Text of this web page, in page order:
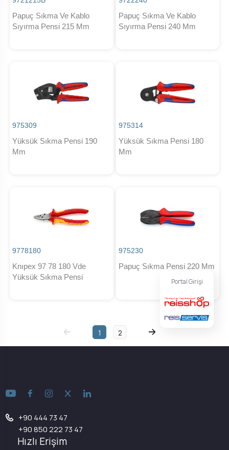
Papuç Sıkma Ve Kablo
Sıyırma Pensi 215 Mm
Papuç Sıkma Ve Kablo
Sıyırma Pensi 240 Mm
975309
Yüksük Sıkma Pensi 190
Mm
975314
Yüksük Sıkma Pensi 180
Mm
9778180
Knıpex 97 78 180 Vde
Yüksük Sıkma Pensi
975230
Papuç Sıkma Pensi 220 Mm
1 2
Portal Girişi
+90 444 73 47
+90 850 222 73 47
Hızlı Erişim